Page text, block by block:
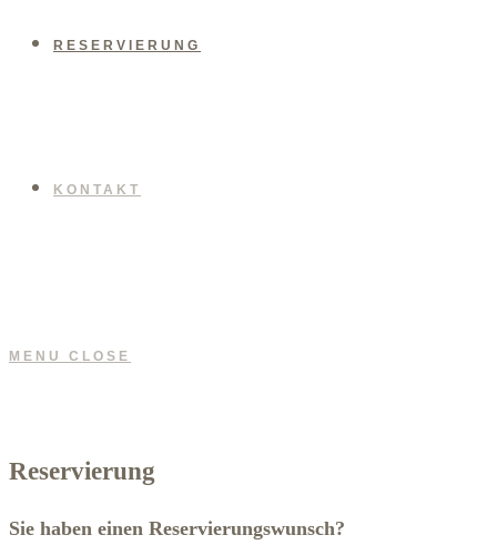
RESERVIERUNG
KONTAKT
MENU CLOSE
Reservierung
Sie haben einen Reservierungswunsch?